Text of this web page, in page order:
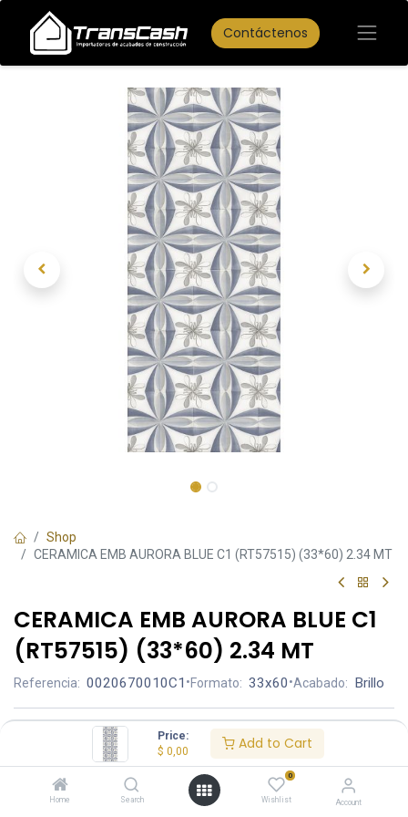
Price:
$ 0,00 Add to Cart
Home Search
0
Wishlist Account
Contáctenos
Shop
CERAMICA EMB AURORA BLUE C1 (RT57515) (33*60) 2.34 MT
CERAMICA EMB AURORA BLUE C1
(RT57515) (33*60) 2.34 MT
Referencia: 0020670010C1 •Formato: 33x60•Acabado: Brillo